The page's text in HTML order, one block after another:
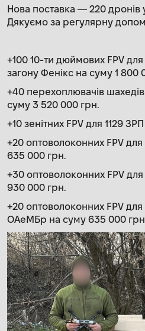
Нова поставка — 220
Дякуємо за регулярну
+100 10-ти дюймових FPV
загону Фенікс на суму 1 800
+40 перехоплювачів
суму 3 520 000 грн.
+10 зенітних FPV для 1129
+20 оптоволоконних FPV
635 000 грн.
+30 оптоволоконних FPV
930 000 грн.
+20 оптоволоконних FPV для
ОАеМБр на суму 635 000